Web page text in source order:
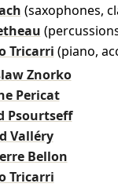
(saxophones,
Tricarri (piano,
Znorko
Pericat
Psourtseff
Valléry
Bellon
Tricarri